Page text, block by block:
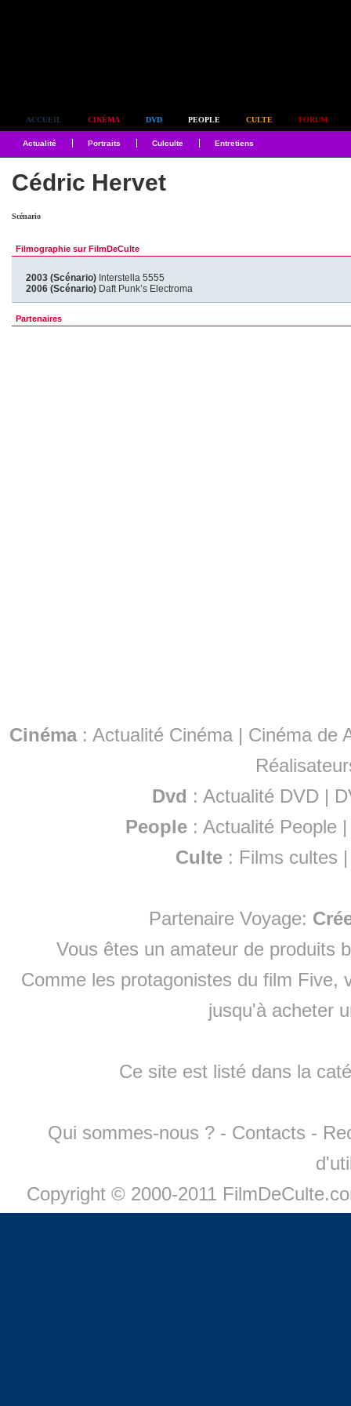
ACCUEIL CINÉMA DVD PEOPLE CULTE FORUM
Actualité Portraits Culculte Entretiens
Cédric Hervet
Scénario
Filmographie sur FilmDeCulte
2003 (Scénario) Interstella 5555
2006 (Scénario) Daft Punk’s Electroma
Partenaires
Cinéma: Actualité Cinéma | Cinéma de
Dvd : Actualité DVD |
People :Actualité People
Culte : Films cultes
Partenaire Voyage:
Vous êtes un amateur de produits
Comme les protagonistes du film Five,
jusqu'à acheter
Ce site est listé dans la
Qui sommes-nous ? - Contacts -
Copyright © 2000-2011